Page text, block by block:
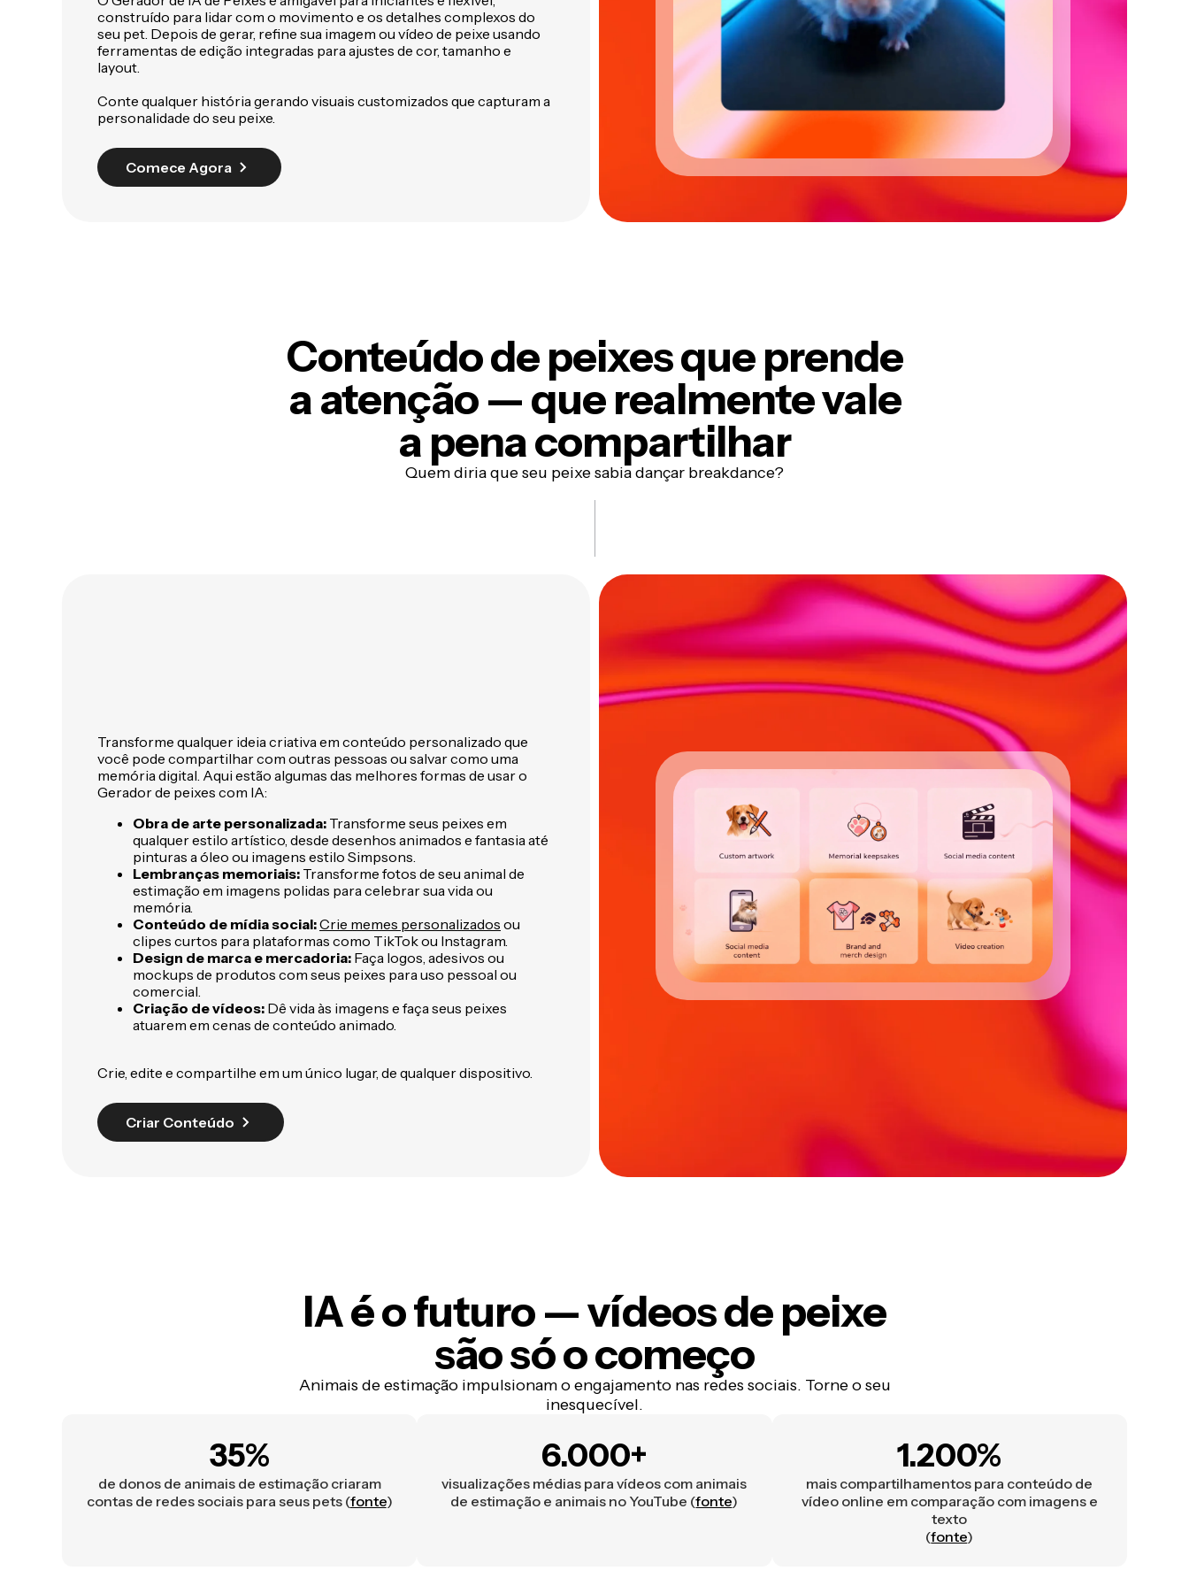
construído para lidar com o movimento e os detalhes complexos do
seu pet. Depois de gerar, refine sua imagem ou vídeo de peixe usando
ferramentas de edição integradas para ajustes de cor, tamanho e
layout.
Conte qualquer história gerando visuais customizados que capturam a
personalidade do seu peixe.
Comece Agora
Conteúdo de peixes que prende
a atenção —que realmente vale
a pena compartilhar
Quem diria que seu peixe sabia dançar breakdance?
Transforme qualquer ideia criativa em conteúdo personalizado que
você pode compartilhar com outras pessoas ou salvar como uma
memória digital. Aqui estão algumas das melhores formas de usar o
Gerador de peixes com IA:
Obra de arte personalizada: Transforme seus peixes em
qualquer estilo artístico, desde desenhos animados e fantasia até
pinturas a óleo ou imagens estilo Simpsons.
Lembranças memoriais: Transforme fotos de seu animal de
estimação em imagens polidas para celebrar sua vida ou
memória.
Conteúdo de mídia social:Crie memes personalizados ou
clipes curtos para plataformas como TikTok ou Instagram.
Design de marca e mercadoria: Faça logos, adesivos ou
mockups de produtos com seus peixes para uso pessoal ou
comercial.
Criação de vídeos: Dê vida às imagens e faça seus peixes
atuarem em cenas de conteúdo animado.
Crie, edite e compartilhe em um único lugar, de qualquer dispositivo.
Criar Conteúdo
IA é o futuro— vídeos de peixe
são só o começo
Animais de estimação impulsionam o engajamento nas redes sociais. Torne o seu
inesquecível.
35%
de donos de animais de estimação criaram
contas de redes sociais para seus pets (fonte)
6.000+
visualizações médias para vídeos com animais
de estimação e animais no YouTube (fonte)
1.200%
mais compartilhamentos para conteúdo de
vídeo online em comparação com imagens e
texto
(fonte)